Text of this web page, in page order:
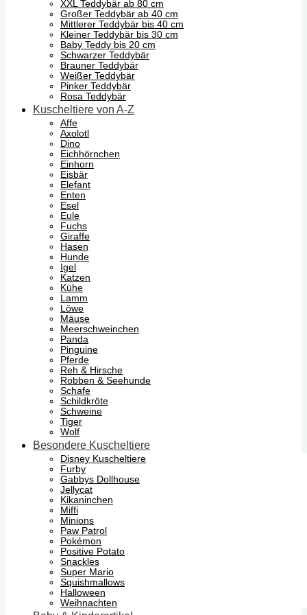
XXL Teddybär ab 80 cm
Großer Teddybär ab 40 cm
Mittlerer Teddybär bis 40 cm
Kleiner Teddybär bis 30 cm
Baby Teddy bis 20 cm
Schwarzer Teddybär
Brauner Teddybär
Weißer Teddybär
Pinker Teddybär
Rosa Teddybär
Kuscheltiere von A-Z
Affe
Axolotl
Dino
Eichhörnchen
Einhorn
Eisbär
Elefant
Enten
Esel
Eule
Fuchs
Giraffe
Hasen
Hunde
Igel
Katzen
Kühe
Lamm
Löwe
Mäuse
Meerschweinchen
Panda
Pinguine
Pferde
Reh & Hirsche
Robben & Seehunde
Schafe
Schildkröte
Schweine
Tiger
Wolf
Besondere Kuscheltiere
Disney Kuscheltiere
Furby
Gabbys Dollhouse
Jellycat
Kikaninchen
Miffi
Minions
Paw Patrol
Pokémon
Positive Potato
Snackles
Super Mario
Squishmallows
Halloween
Weihnachten